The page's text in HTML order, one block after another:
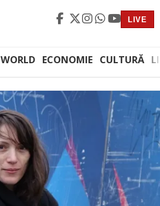
LIVE
WORLD ECONOMIE CULTURĂ